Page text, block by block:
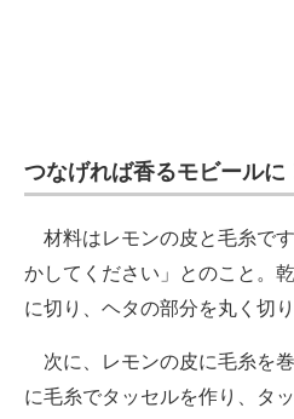
つなげれば香るモビールに
材料はレモンの皮と毛糸で
かしてください」とのこと。
に切り、ヘタの部分を丸く切り
次に、レモンの皮に毛糸を
に毛糸でタッセルを作り、タ